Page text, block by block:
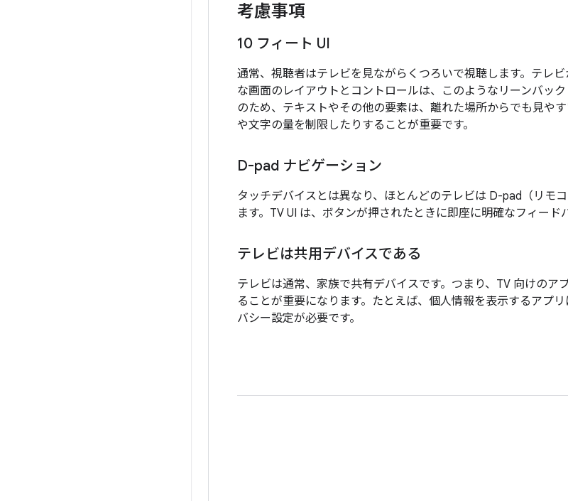
考慮事項
10 フィート UI
通常、視聴者はテレビを見ながらくつろいで視聴します。テレ
な画面のレイアウトとコントロールは、このようなリーンバッ
のため、テキストやその他の要素は、離れた場所からでも見や
や文字の量を制限したりすることが重要です。
D-pad ナビゲーション
タッチデバイスとは異なり、ほとんどのテレビは D-pad（リモ
ます。TV UI は、ボタンが押されたときに即座に明確なフィード
テレビは共用デバイスである
テレビは通常、家族で共有デバイスです。つまり、TV 向けのア
ることが重要になります。たとえば、個人情報を表示するアプ
バシー設定が必要です。